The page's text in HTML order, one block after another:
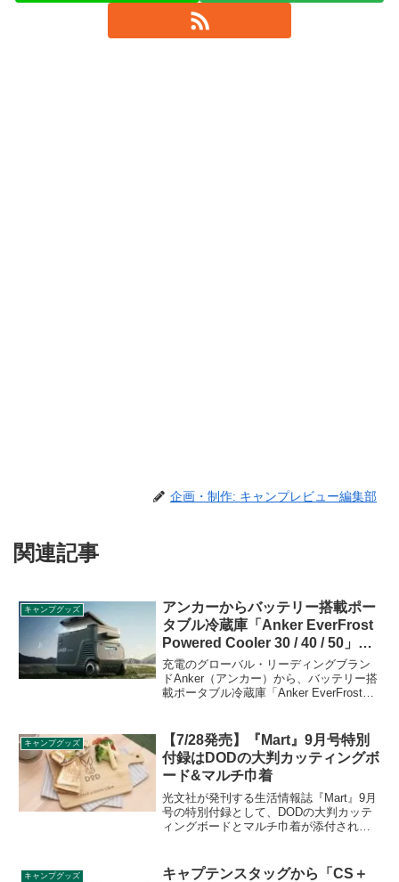
企画・制作: キャンプレビュー編集部
関連記事
キャンプグッズ
アンカーからバッテリー搭載ポー
タブル冷蔵庫「Anker EverFrost
Powered Cooler 30 / 40 / 50」登
場
充電のグローバル・リーディングブラン
ドAnker（アンカー）から、バッテリー搭
載ポータブル冷蔵庫「Anker EverFrost
場しました。世界最長の冷却時間を誇
り、スマホやUSB家電に充電・給電も可
能なハイスペック冷蔵庫です。詳細をレ
ビューします。
キャンプグッズ
【7/28発売】『Mart』9月号特別
付録はDODの大判カッティングボ
ード&マルチ巾着
光文社が発刊する生活情報誌『Mart』9月
号の特別付録として、DODの大判カッテ
ィングボードとマルチ巾着が添付されま
ります。詳細をレビューします。
キャンプグッズ
キャプテンスタッグから「CS＋